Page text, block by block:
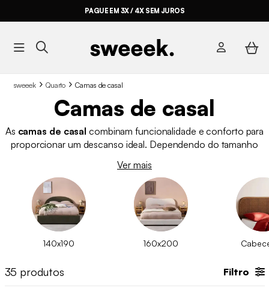
PAGUE EM 3X / 4X SEM JUROS
sweeek Quarto Camas de casal
Camas de casal
As camas de casal combinam funcionalidade e conforto para
proporcionar um descanso ideal. Dependendo do tamanho
diferentes modelos de cama de casal, com estilos variados.
Procura uma
cama de casal com arrumação
cama
de casal com cabeceira integrada? Descubra a nossa
seleção.
Ver mais
140x190 160x200
35 produtos Filtro